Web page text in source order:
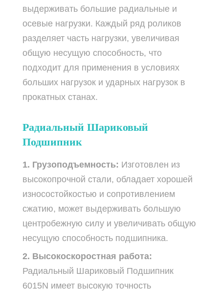
выдерживать большие радиальные и
осевые нагрузки. Каждый ряд роликов
разделяет часть нагрузки, увеличивая
общую несущую способность, что
подходит для применения в условиях
больших нагрузок и ударных нагрузок в
прокатных станах.
Радиальный Шариковый
Подшипник
1. Грузоподъемность: Изготовлен из
высокопрочной стали, обладает хорошей
износостойкостью и сопротивлением
сжатию, может выдерживать большую
центробежную силу и увеличивать общую
несущую способность подшипника.
2. Высокоскоростная работа:
Радиальный Шариковый Подшипник
6015N имеет высокую точность